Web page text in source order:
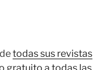
todas sus revistas